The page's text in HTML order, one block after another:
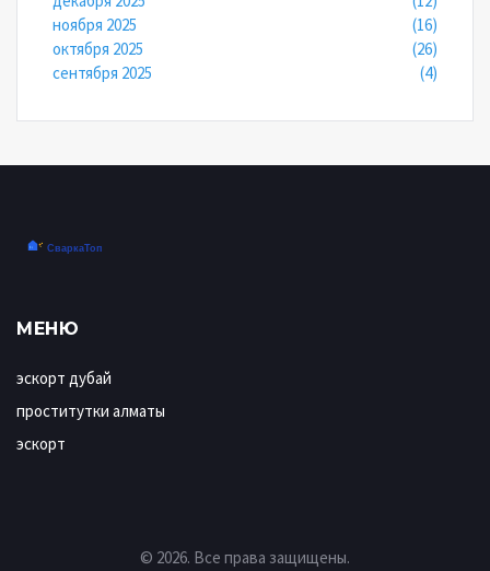
ноября 2025
(16)
октября 2025
(26)
сентября 2025
(4)
МЕНЮ
эскорт дубай
проститутки алматы
эскорт
© 2026. Все права защищены.